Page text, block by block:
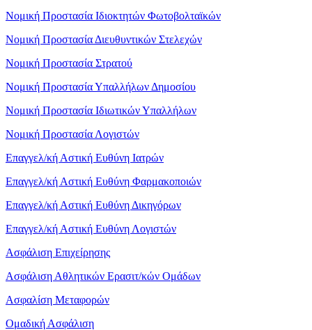
Νομική Προστασία Ιδιοκτητών Φωτοβολταϊκών
Νομική Προστασία Διευθυντικών Στελεχών
Νομική Προστασία Στρατού
Νομική Προστασία Υπαλλήλων Δημοσίου
Νομική Προστασία Ιδιωτικών Υπαλλήλων
Νομική Προστασία Λογιστών
Επαγγελ/κή Αστική Ευθύνη Ιατρών
Επαγγελ/κή Αστική Ευθύνη Φαρμακοποιών
Επαγγελ/κή Αστική Ευθύνη Δικηγόρων
Επαγγελ/κή Αστική Ευθύνη Λογιστών
Ασφάλιση Επιχείρησης
Ασφάλιση Αθλητικών Ερασιτ/κών Ομάδων
Ασφαλίση Μεταφορών
Ομαδική Ασφάλιση